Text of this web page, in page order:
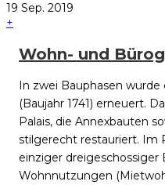
19 Sep. 2019
+
Wohn- und
In zwei Bauphasen wurde
(Baujahr 1741) erneuert.
Palais, die Annexbauten
stilgerecht restauriert. Im
einziger dreigeschossiger
Wohnnutzungen